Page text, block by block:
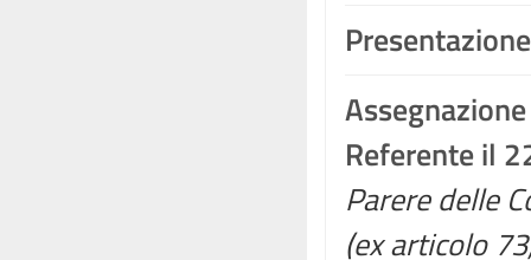
Assegnazione
Referente il
Parere delle
(ex articolo